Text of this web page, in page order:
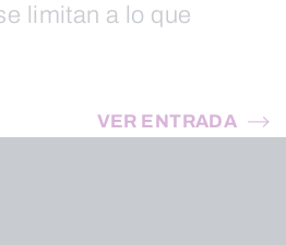
limitan a lo que
VER ENTRADA